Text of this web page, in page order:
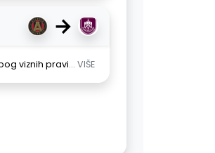
→
viznih pravi... VIŠE